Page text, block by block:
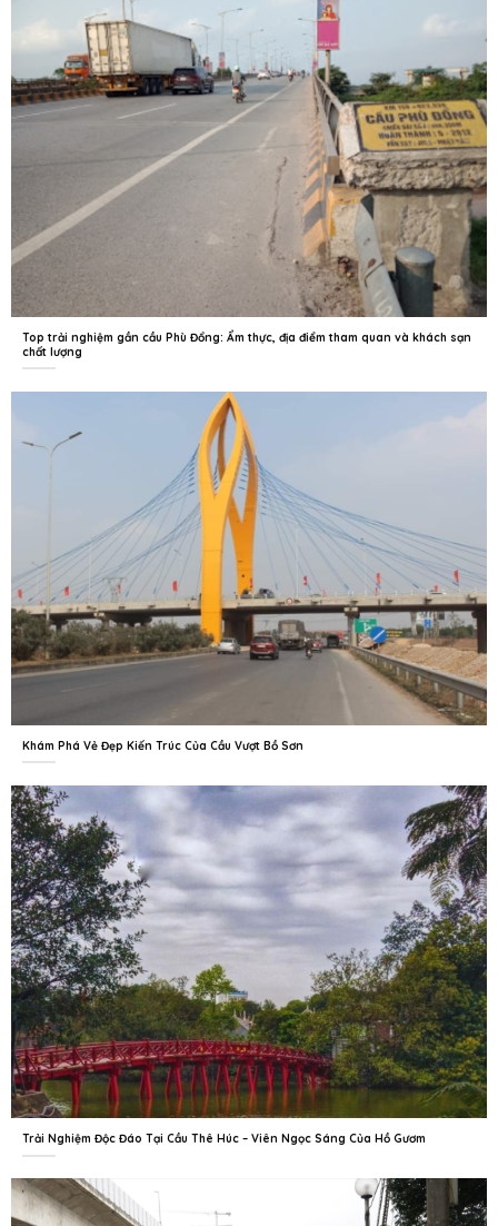
Top trải nghiệm gần cầu Phù Đổng: Ẩm thực, địa điểm tham quan và khách sạn
chất lượng
Khám Phá Vẻ Đẹp Kiến Trúc Của Cầu Vượt Bồ Sơn
Trải Nghiệm Độc Đáo Tại Cầu Thê Húc – Viên Ngọc Sáng Của Hồ Gươm